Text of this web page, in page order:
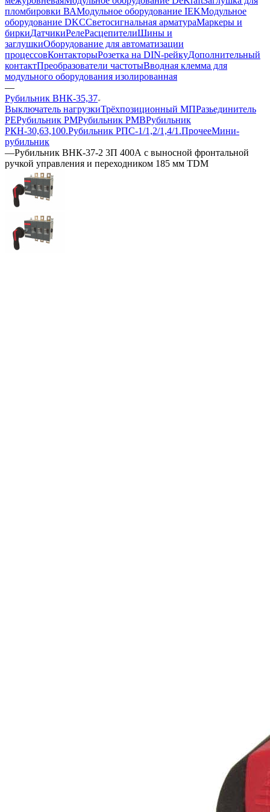
пломбировки ВАМодульное оборудование IEKМодульное
оборудование DKCСветосигнальная арматураМаркеры и
биркиДатчикиРелеРасцепителиШины и
заглушкиОборудование для автоматизации
процессовКонтакторыРозетка на DIN-рейкуДополнительный
контактПреобразователи частотыВводная клемма для
модульного оборудования изолированная
—
Рубильник ВНК-35,37
Выключатель нагрузкиТрёхпозиционный МПРазьединитель
РЕРубильник РМРубильник РМВРубильник
РКН-30,63,100.Рубильник РПС-1/1,2/1,4/1.ПрочееМини-
рубильник
—Рубильник ВНК-37-2 3П 400А с выносной фронтальной
ручкой управления и переходником 185 мм TDM